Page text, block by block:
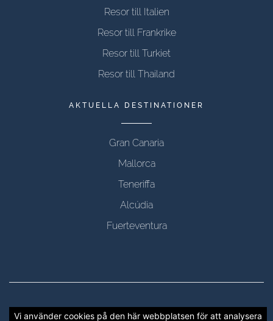
Vi använder cookies på den här webbplatsen för att analysera
Resor till Italien
Resor till Frankrike
Resor till Turkiet
Resor till Thailand
AKTUELLA DESTINATIONER
Gran Canaria
Mallorca
Teneriffa
Alcúdia
Fuerteventura
Copyright © 2012 - 2026 CTRAVEL, alla rättigheter